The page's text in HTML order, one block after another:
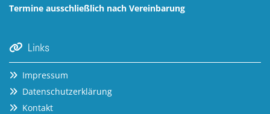
Termine ausschließlich nach Vereinbarung
 Links
 Impressum
 Datenschutzerklärung
 Kontakt